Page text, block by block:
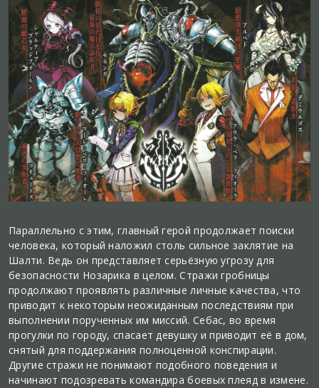
Параллельно с этим, главный герой продолжает поиски
человека, который наложил столь сильное заклятие на
Шалти. Ведь он представляет серьёзную угрозу для
безопасности Нозарика в целом. Стражи гробницы
продолжают проявлять различные личные качества, что
приводит к некоторым неожиданным последствиям при
выполнении порученных им миссий. Себас, во время
прогулки по городу, спасает девушку и приводит её в дом,
снятый для поддержания полноценной конспирации.
Другие стражи не понимают подобного поведения и
начинают подозревать командира боевых плеяд в измене.